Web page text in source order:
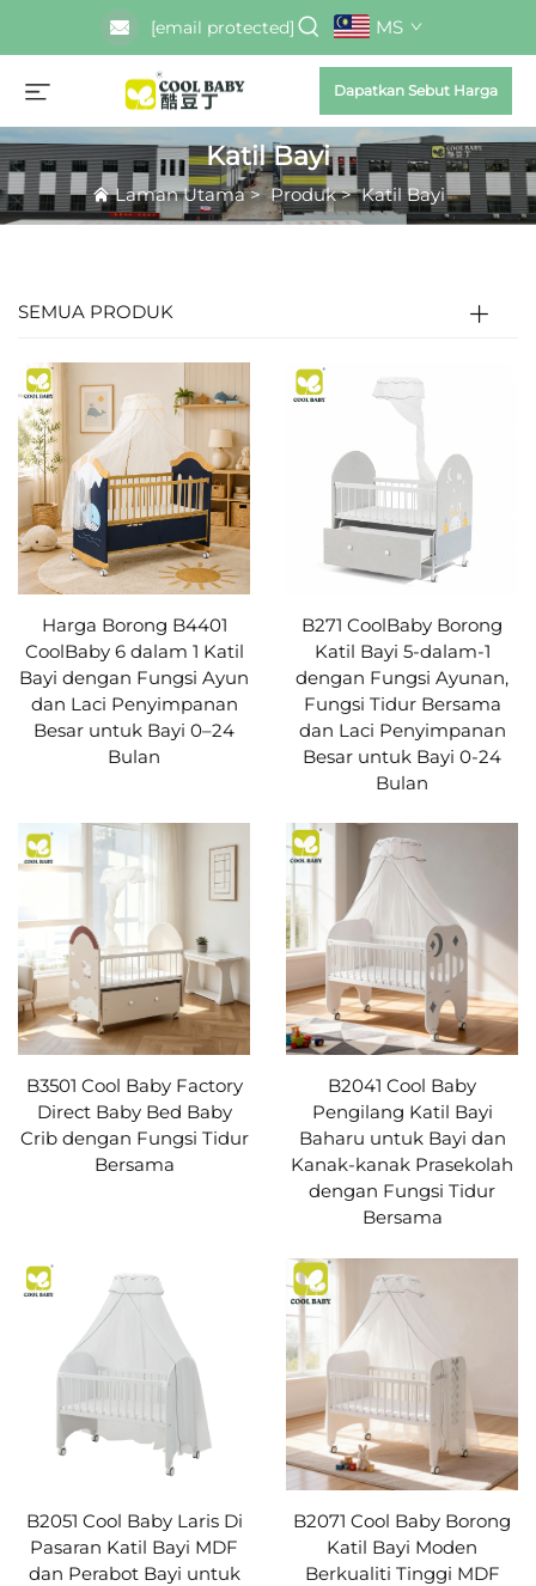
[email protected] MS
Dapatkan Sebut Harga
Katil Bayi
Laman Utama>Produk>Katil Bayi
SEMUA PRODUK
Harga Borong B4401
CoolBaby 6 dalam 1 Katil
Bayi dengan Fungsi Ayun
dan Laci Penyimpanan
Besar untuk Bayi 0–24
Bulan
B271 CoolBaby Borong
Katil Bayi 5-dalam-1
dengan Fungsi Ayunan,
Fungsi Tidur Bersama
dan Laci Penyimpanan
Besar untuk Bayi 0-24
Bulan
B3501 Cool Baby Factory
Direct Baby Bed Baby
Crib dengan Fungsi Tidur
Bersama
B2041 Cool Baby
Pengilang Katil Bayi
Baharu untuk Bayi dan
Kanak-kanak Prasekolah
dengan Fungsi Tidur
Bersama
B2051 Cool Baby Laris Di
Pasaran Katil Bayi MDF
dan Perabot Bayi untuk
B2071 Cool Baby Borong
Katil Bayi Moden
Berkualiti Tinggi MDF